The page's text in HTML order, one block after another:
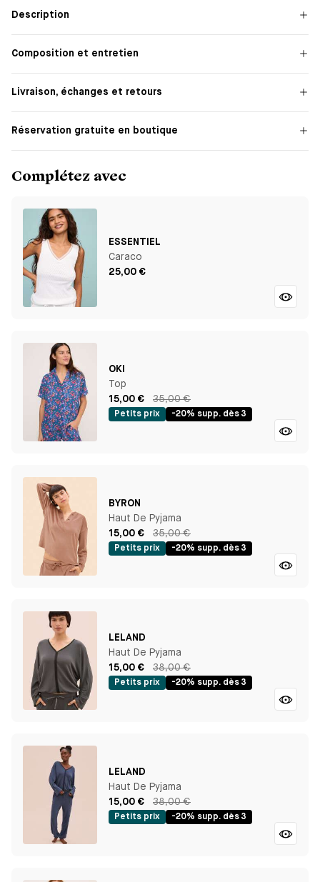
Description
Composition et entretien
Livraison, échanges et retours
Réservation gratuite en boutique
Complétez avec
ESSENTIEL
Caraco
25,00 €
OKI
Top
15,00 €
35,00 €
Petits prix -20% supp. dès 3
BYRON
Haut De Pyjama
15,00 €
35,00 €
Petits prix -20% supp. dès 3
LELAND
Haut De Pyjama
15,00 €
38,00 €
Petits prix -20% supp. dès 3
LELAND
Haut De Pyjama
15,00 €
38,00 €
Petits prix -20% supp. dès 3